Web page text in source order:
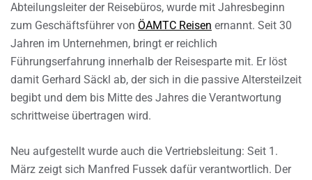
Abteilungsleiter der Reisebüros, wurde mit Jahresbeginn
zum Geschäftsführer von ÖAMTC Reisen ernannt. Seit 30
Jahren im Unternehmen, bringt er reichlich
Führungserfahrung innerhalb der Reisesparte mit. Er löst
damit Gerhard Säckl ab, der sich in die passive Altersteilzeit
begibt und dem bis Mitte des Jahres die Verantwortung
schrittweise übertragen wird.
Neu aufgestellt wurde auch die Vertriebsleitung: Seit 1.
März zeigt sich Manfred Fussek dafür verantwortlich. Der